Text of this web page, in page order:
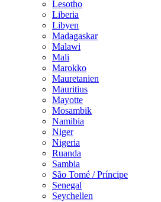
Lesotho
Liberia
Libyen
Madagaskar
Malawi
Mali
Marokko
Mauretanien
Mauritius
Mayotte
Mosambik
Namibia
Niger
Nigeria
Ruanda
Sambia
São Tomé / Príncipe
Senegal
Seychellen